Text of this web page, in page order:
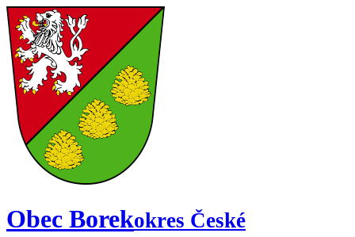
Obec Borekokres České